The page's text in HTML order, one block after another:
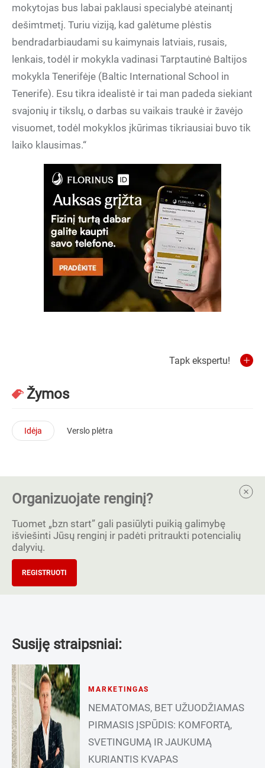
mokytojas bus labai paklausi specialybė ateinantį
dešimtmetį. Turiu viziją, kad galėtume plėstis
bendradarbiaudami su kaimynais latviais, rusais,
lenkais, todėl ir mokykla vadinasi Tarptautinė Baltijos
mokykla Tenerifėje (Baltic International School in
Tenerife). Esu tikra idealistė ir tai man padeda siekiant
svajonių ir tikslų, o darbas su vaikais traukė ir žavėjo
visuomet, todėl mokyklos įkūrimas tikriausiai buvo tik
laiko klausimas.“
Tapk ekspertu!
Žymos
Idėja Verslo plėtra
Organizuojate renginį?
Tuomet „bzn start” gali pasiūlyti puikią galimybę
išviešinti Jūsų renginį ir padėti pritraukti potencialių
dalyvių.
REGISTRUOTI
Susiję straipsniai:
MARKETINGAS
NEMATOMAS, BET UŽUODŽIAMAS
PIRMASIS ĮSPŪDIS: KOMFORTĄ,
SVETINGUMĄ IR JAUKUMĄ
KURIANTIS KVAPAS